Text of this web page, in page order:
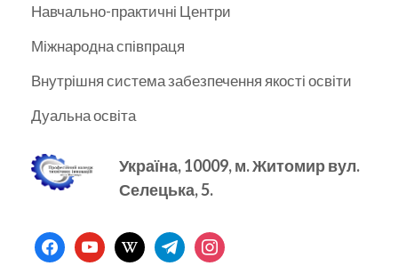
Навчально-практичні Центри
Міжнародна співпраця
Внутрішня система забезпечення якості освіти
Дуальна освіта
Україна, 10009, м.Житомир вул.
Селецька, 5.
facebookyoutubewikipediatelegraminstagram